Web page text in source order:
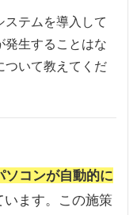
テムを導入して
発生することはな
ついて教えてくだ
ソコンが自動的に
います。この施策